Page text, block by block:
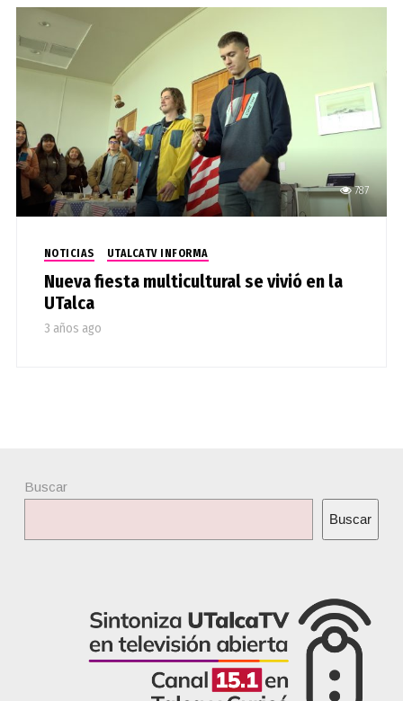
787
NOTICIAS UTALCATV INFORMA
Nueva fiesta multicultural se vivió en la
UTalca
3 años ago
Buscar
Buscar